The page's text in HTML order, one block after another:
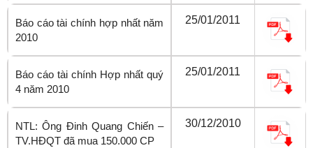
Báo cáo tài chính hợp nhất năm
2010
25/01/2011
Báo cáo tài chính Hợp nhất quý
4 năm 2010
25/01/2011
NTL: Ông Đinh Quang Chiến –
TV.HĐQT đã mua 150.000 CP
30/12/2010